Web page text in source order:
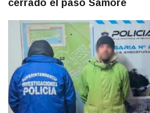
cerrado el paso Samoré